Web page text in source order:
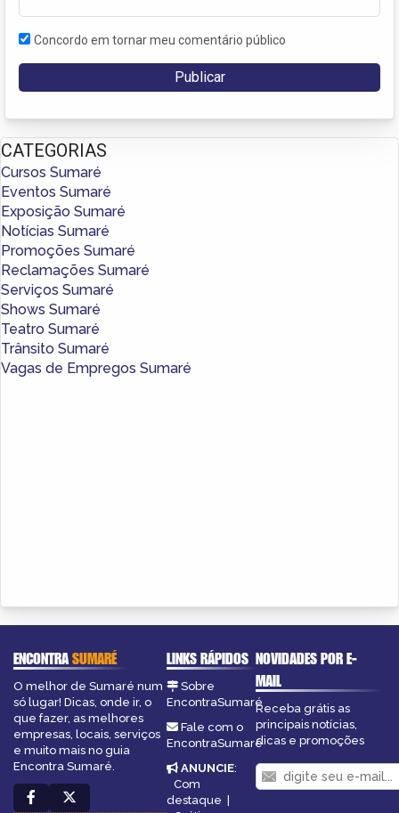
Concordo em tornar meu comentário público
CATEGORIAS
Cursos Sumaré
Eventos Sumaré
Exposição Sumaré
Notícias Sumaré
Promoções Sumaré
Reclamações Sumaré
Serviços Sumaré
Shows Sumaré
Teatro Sumaré
Trânsito Sumaré
Vagas de Empregos Sumaré
ENCONTRASUMARÉ
O melhor de Sumaré num
só lugar! Dicas, onde ir, o
que fazer, as melhores
empresas, locais, serviços
e muito mais no guia
Encontra Sumaré.
LINKS RÁPIDOS
Sobre
EncontraSumaré
Fale com o
EncontraSumaré
ANUNCIE:
Com
destaque
NOVIDADES POR E-
MAIL
Receba grátis as
principais notícias,
dicas e promoções